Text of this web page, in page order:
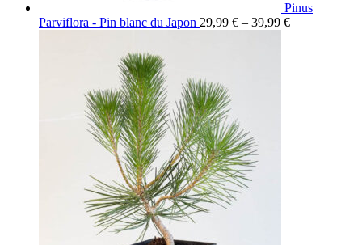
Pinus
Parviflora - Pin blanc du Japon 29,99 € – 39,99 €